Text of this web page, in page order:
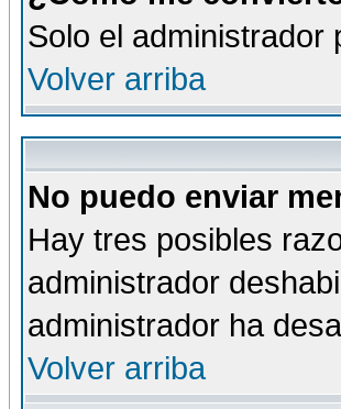
Solo el administrador
Volver arriba
No puedo enviar
Hay tres posibles
administrador
administrador ha
Volver arriba